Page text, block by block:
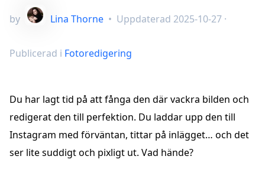
by Lina Thorne • Uppdaterad 2025-10-27 ·
Publicerad i Fotoredigering
Du har lagt tid på att fånga den där vackra bilden och
redigerat den till perfektion. Du laddar upp den till
Instagram med förväntan, tittar på inlägget… och det
ser lite suddigt och pixligt ut. Vad hände?